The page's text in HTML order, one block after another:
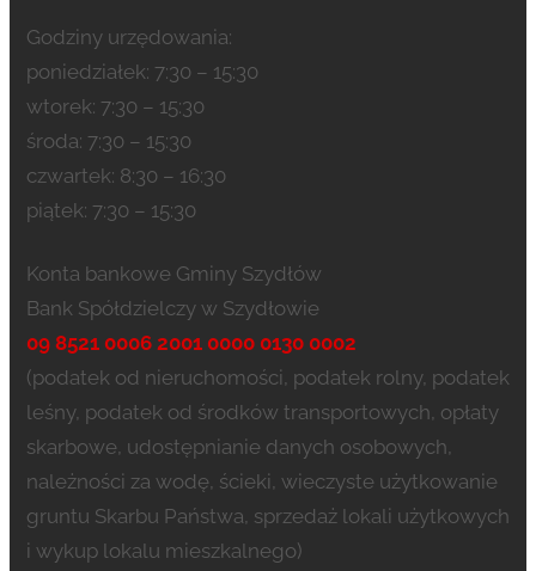
Godziny urzędowania:
poniedziałek: 7:30 – 15:30
wtorek: 7:30 – 15:30
środa: 7:30 – 15:30
czwartek: 8:30 – 16:30
piątek: 7:30 – 15:30
Konta bankowe Gminy Szydłów
Bank Spółdzielczy w Szydłowie
09 8521 0006 2001 0000 0130 0002
(podatek od nieruchomości, podatek rolny, podatek
leśny, podatek od środków transportowych, opłaty
skarbowe, udostępnianie danych osobowych,
należności za wodę, ścieki, wieczyste użytkowanie
gruntu Skarbu Państwa, sprzedaż lokali użytkowych
i wykup lokalu mieszkalnego)